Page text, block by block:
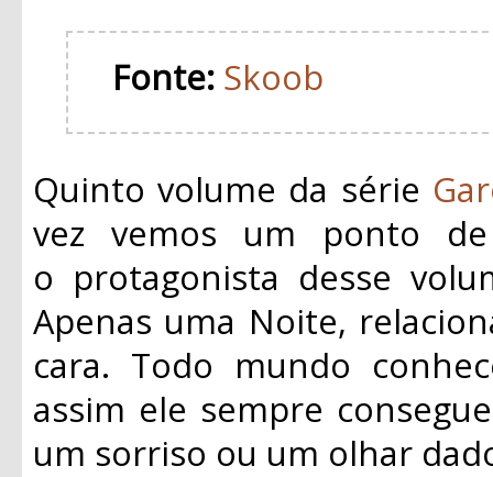
Fonte: Skoob
Quinto volume da série
vez vemos um ponto
o protagonista desse
Apenas uma Noite,
cara. Todo mundo
assim ele sempre
um sorriso ou um olhar